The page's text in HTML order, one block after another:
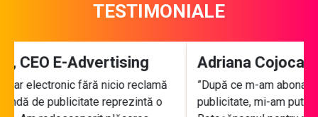
TESTIMONIALE
Adriana Cojocariu, profesor
”După ce m-am abonat, pe lângă accesul la ziar fără
publicitate, mi-am putut descărca gratuit și Aplicația